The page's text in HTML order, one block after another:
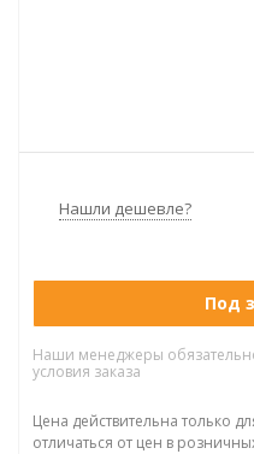
Нашли дешевле?
Под
Наши менеджеры
условия заказа
Цена действительна только
отличаться от цен в